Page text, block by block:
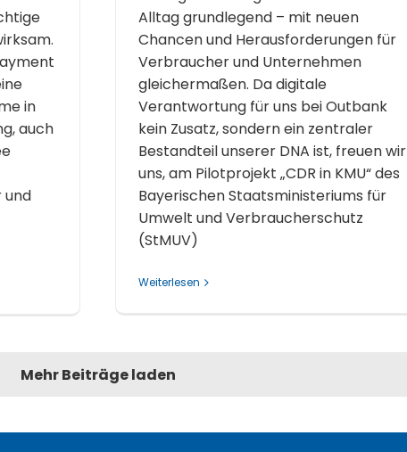
in
auch
und
Alltag grundlegend – mit neuen
Chancen und Herausforderungen für
Verbraucher und Unternehmen
gleichermaßen. Da digitale
Verantwortung für uns bei Outbank
kein Zusatz, sondern ein zentraler
Bestandteil unserer DNA ist, freuen wir
uns, am Pilotprojekt „CDR in KMU“ des
Bayerischen Staatsministeriums für
Umwelt und Verbraucherschutz
(StMUV)
Weiterlesen
Mehr Beiträge laden